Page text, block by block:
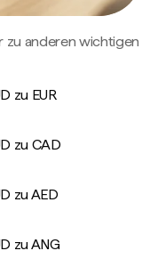
zu anderen wichtigen
zu EUR
zu CAD
zu AED
zu ANG